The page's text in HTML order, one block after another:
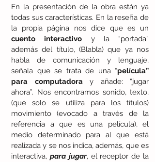
En la presentación de la obra están ya
todas sus características. En la reseña de
cuento interactivo y la “portada”
además del título, (Blabla) que ya nos
habla de comunicación y lenguaje,
señala que se trata de una “película”
para computadora y añade: “jugar
ahora”. Nos encontramos sonido, texto,
(que solo se utiliza para los títulos)
movimiento (evocado a través de la
referencia a que es una película), el
medio determinado para al que está
realizada y se nos indica, además, que es
interactiva, para jugar, el receptor de la